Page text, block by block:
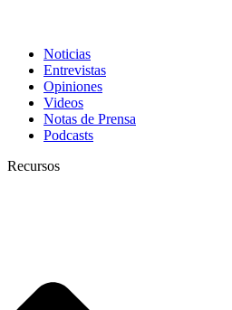
Noticias
Entrevistas
Opiniones
Videos
Notas de Prensa
Podcasts
Recursos